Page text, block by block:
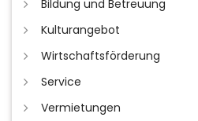
Bildung und Betreuung
Kulturangebot
Wirtschaftsförderung
Service
Vermietungen